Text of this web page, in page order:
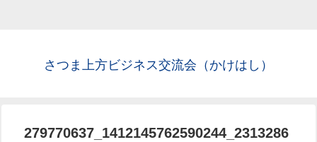
さつま上方ビジネス交流会（かけはし）
279770637_1412145762590244_2313286